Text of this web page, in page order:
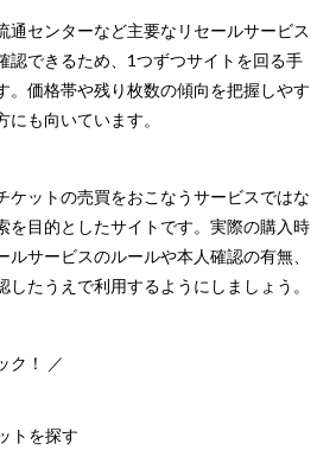
通センターなど主要なリセールサービス
認できるため、1つずつサイトを回る手
。価格帯や残り枚数の傾向を把握しやす
にも向いています。
ケットの売買をおこなうサービスではな
を目的としたサイトです。実際の購入時
ルサービスのルールや本人確認の有無、
たうえで利用するようにしましょう。
ク！ ／
トを探す